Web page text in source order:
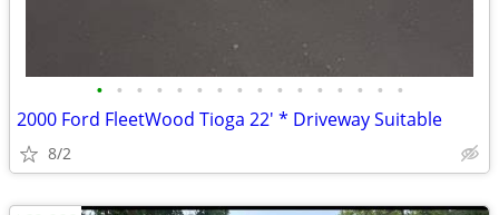
• • • • • • • • • • • • • • • •
2000 Ford FleetWood Tioga 22' * Driveway Suitable
8/2